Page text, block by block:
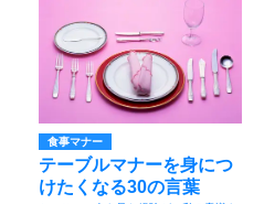
食事マナー
テーブルマナーを身につ
けたくなる30の言葉